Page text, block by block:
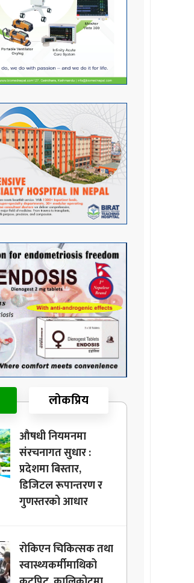
लोकप्रिय
औषधी नियमनमा
संरचनागत सुधार :
प्रदेशमा बिस्तार,
डिजिटल रूपान्तरण र
गुणस्तरको आधार
रोकिएन चिकित्सक तथा
स्वास्थ्यकर्मीमाथिको